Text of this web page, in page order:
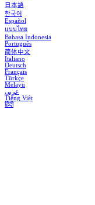
日本語
한국어
Español
แบบไทย
Bahasa Indonesia
Português
简体中文
Italiano
Deutsch
Français
Türkçe
Melayu
عربي
Tiếng Việt
हिंदी